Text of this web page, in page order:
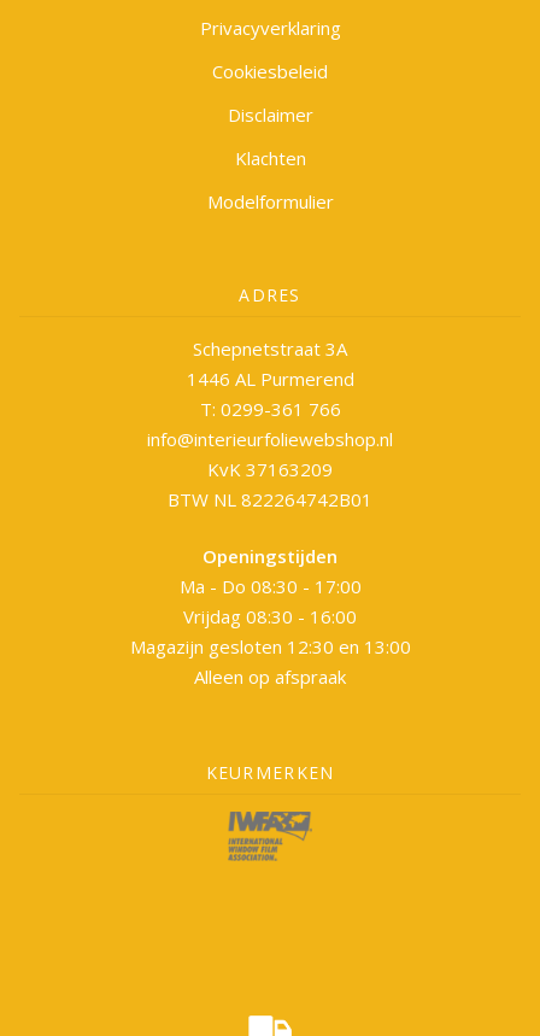
Privacyverklaring
Cookiesbeleid
Disclaimer
Klachten
Modelformulier
ADRES
Schepnetstraat 3A
1446 AL Purmerend
T: 0299-361 766
info@interieurfoliewebshop.nl
KvK 37163209
BTW NL 822264742B01
Openingstijden
Ma - Do 08:30 - 17:00
Vrijdag 08:30 - 16:00
Magazijn gesloten 12:30 en 13:00
Alleen op afspraak
KEURMERKEN